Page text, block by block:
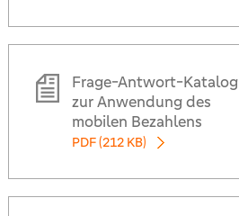
Frage-Antwort-Katalog
zur Anwendung des
mobilen Bezahlens
PDF (212 KB)